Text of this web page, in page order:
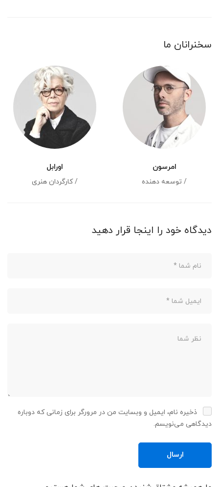
سخنرانان ما
امرسون
/ توسعه دهنده
اورابل
/ کارگردان هنری
دیدگاه خود را اینجا قرار دهید
ذخیره نام، ایمیل و وبسایت من در مرورگر برای زمانی که دوباره
دیدگاهی می‌نویسم.